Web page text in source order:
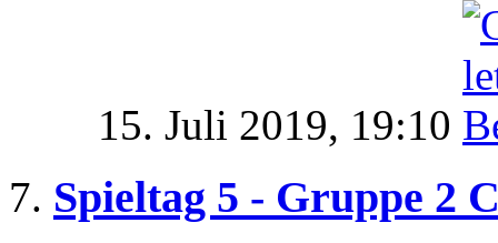
15. Juli 2019, 19:10
Spieltag 5 - Gruppe 2